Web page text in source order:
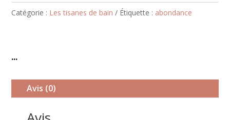
Catégorie : Les tisanes de bain Étiquette : abondance
...
Avis (0)